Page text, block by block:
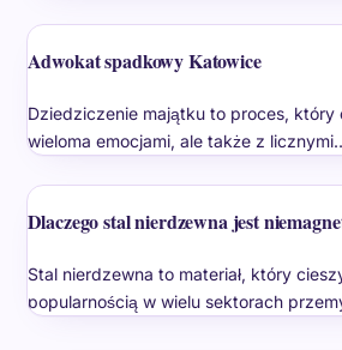
Adwokat spadkowy Katowice
Dziedziczenie majątku to proces, który
wieloma emocjami, ale także z
Dlaczego stal nierdzewna jest
Stal nierdzewna to materiał, który
popularnością w wielu sektorach